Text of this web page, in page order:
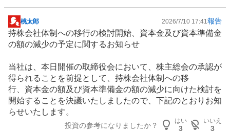
掲
示
板
事
桃太郎 2026/7/10 17:41 報告
持株会社体制への移行の検討開始、資本金及び資本準備金
の額の減少の予定に関するお知らせ
当社は、本日開催の取締役会において、株主総会の承認が
得られることを前提として、持株会社体制への移
行、資本金の額及び資本準備金の額の減少に向けた検討を
開始することを決議いたしましたので、下記のとおりお知
らせいたします。
投資の参考になりましたか？
はい
3
いいえ
3